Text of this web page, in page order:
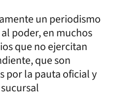
un periodismo
poder, en muchos
que no ejercitan
que son
por la pauta oficial y